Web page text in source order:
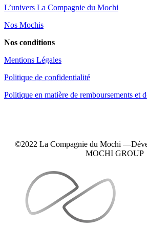
L’univers La Compagnie du Mochi
Nos Mochis
Nos conditions
Mentions Légales
Politique de confidentialité
Politique en matière de remboursements et
©2022 La Compagnie du Mochi —
MOCHI GROUP